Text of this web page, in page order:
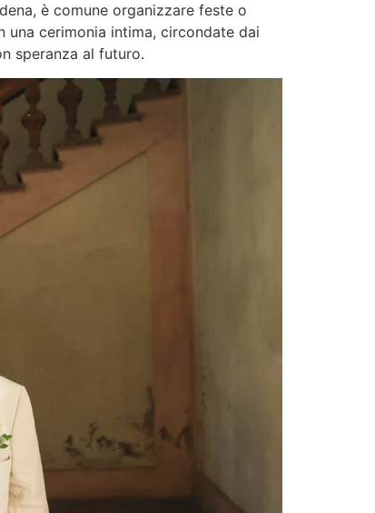
è comune organizzare feste o
cerimonia intima, circondate dai
speranza al futuro.